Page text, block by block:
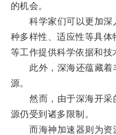
的机会。
科学家们可以更加深
种多样性、适应性等具
等工作提供科学依据和技
此外，深海还蕴藏着
源。
然而，由于深海开采
源仍受到诸多限制。
而海神加速器则为资